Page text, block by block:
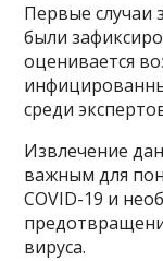
Первые случаи
были
оценивается
среди
Извлечение
важным для
COVID-19 и
вируса.